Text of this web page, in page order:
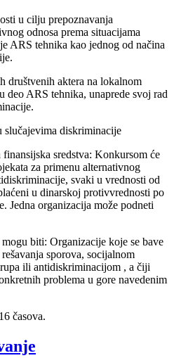
u cilju prepoznavanja
odnosa prema situacijama
ARS tehnika kao jednog od načina
aktera na lokalnom
deo ARS tehnika, unaprede svoj rad
diskriminacije
sredstva: Konkursom će
za primenu alternativnog
svaki u vrednosti od
u dinarskoj protivvrednosti po
Jedna organizacija može podneti
biti: Organizacije koje se bave
sporova, socijalnom
ili antidiskriminacijom , a čiji
problema u gore navedenim
časova.